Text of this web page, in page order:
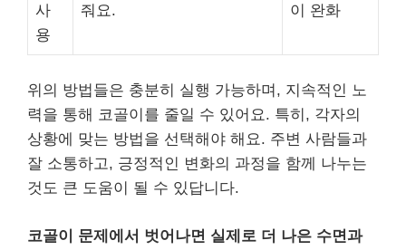
사
용
줘요.
이 완화
위의 방법들은 충분히 실행 가능하며, 지속적인 노
력을 통해 코골이를 줄일 수 있어요. 특히, 각자의
상황에 맞는 방법을 선택해야 해요. 주변 사람들과
잘 소통하고, 긍정적인 변화의 과정을 함께 나누는
것도 큰 도움이 될 수 있답니다.
코골이 문제에서 벗어나면 실제로 더 나은 수면과